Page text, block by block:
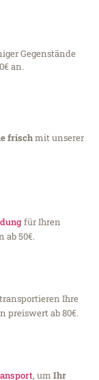
Gegenstände
an.
frischmit unserer
für Ihren
ab 50€.
Ihre
preiswert ab 80€.
, um Ihr